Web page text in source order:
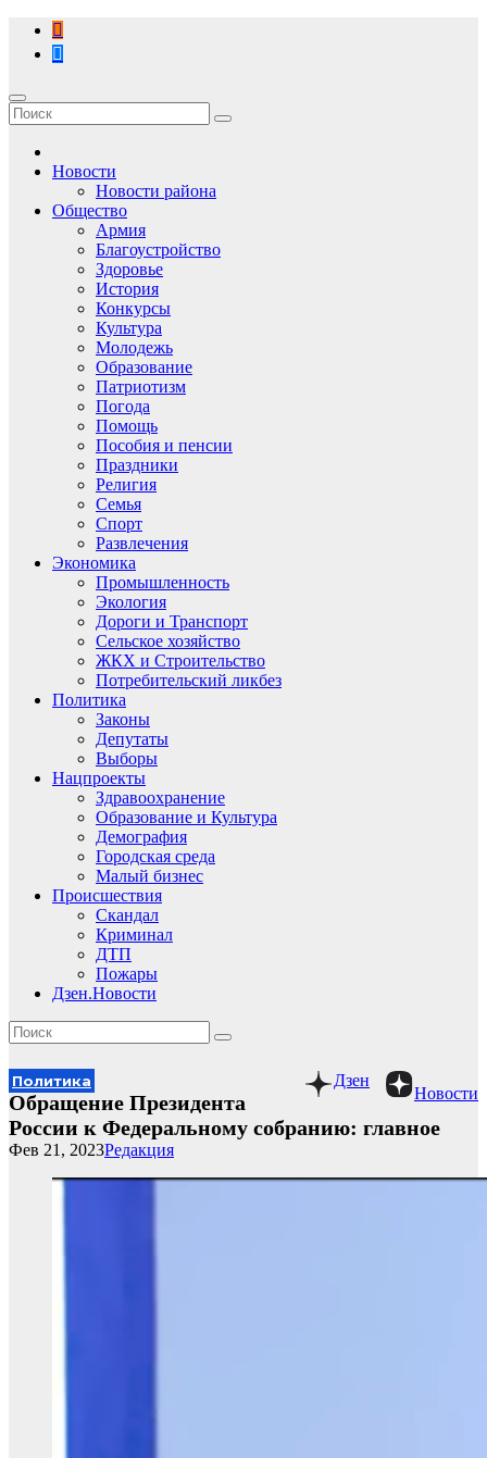
Перейти
содержимому
Новости
Новости района
Общество
Армия
Благоустройство
Здоровье
История
Конкурсы
Культура
Молодежь
Образование
Патриотизм
Погода
Помощь
Пособия и пенсии
Праздники
Религия
Семья
Спорт
Развлечения
Экономика
Промышленность
Экология
Дороги и Транспорт
Сельское хозяйство
ЖКХ и Строительство
Потребительский ликбез
Политика
Законы
Депутаты
Выборы
Нацпроекты
Здравоохранение
Образование и Культура
Демография
Городская среда
Малый бизнес
Происшествия
Скандал
Криминал
ДТП
Пожары
Дзен.Новости
Новости
Дзен
Политика
Обращение Президента
России к Федеральному собранию: главное
Редакция
Фев 21, 2023